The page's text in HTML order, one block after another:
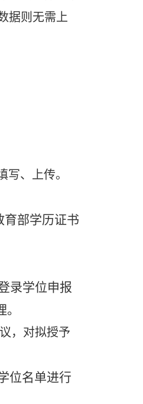
据则无需上
、上传。
育部学历证书
录学位申报
，对拟授予
位名单进行